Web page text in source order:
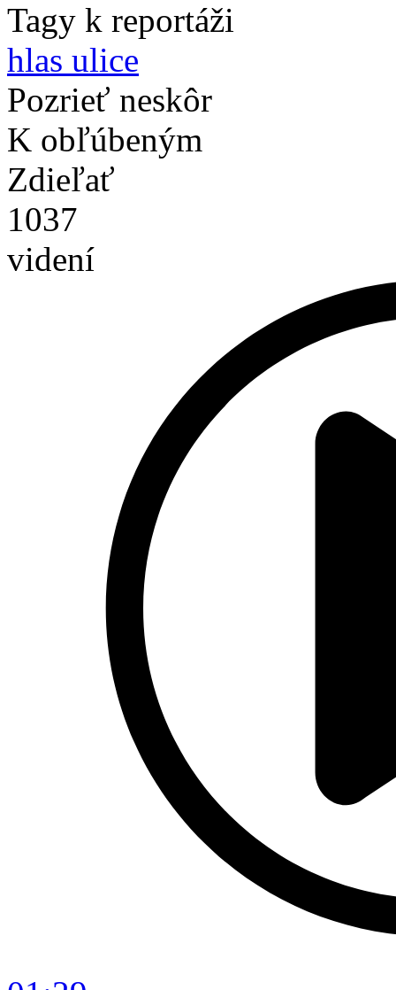
Tagy k reportáži
hlas ulice
Pozrieť neskôr
K obľúbeným
Zdieľať
1037
videní